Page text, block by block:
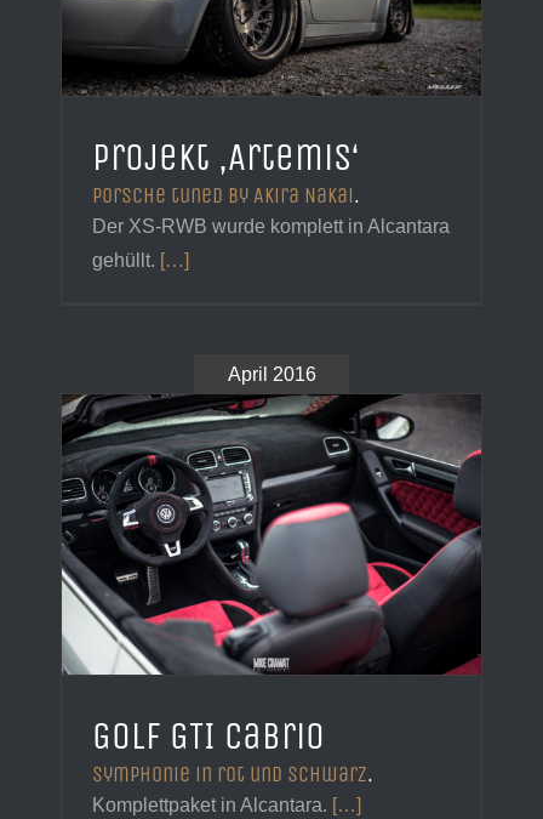
Projekt ‚Artemis‘
Porsche tuned by Akira Nakai.
Der XS-RWB wurde komplett in Alcantara
gehüllt. […]
April 2016
Golf GTI Cabrio
Symphonie in rot und schwarz.
Komplettpaket in Alcantara. […]